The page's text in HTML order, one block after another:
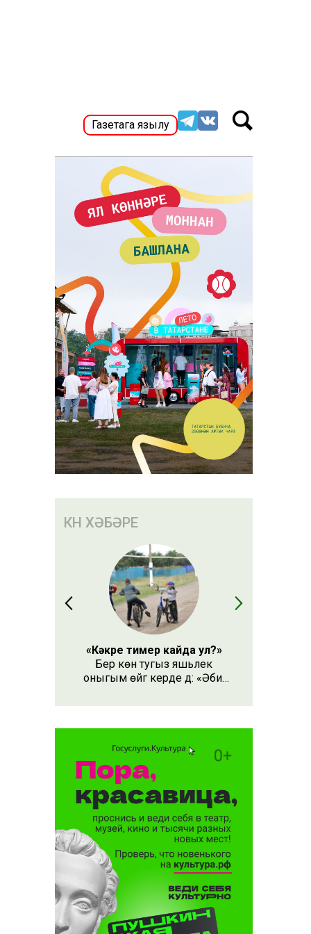
Газетага язылу
КӨН ХӘБӘРЕ
«Кәкре тимер кайда ул?»
Бер көн тугыз яшьлек
оныгым өйгә керде дә: «Әби,
ул?» – дип сорады.